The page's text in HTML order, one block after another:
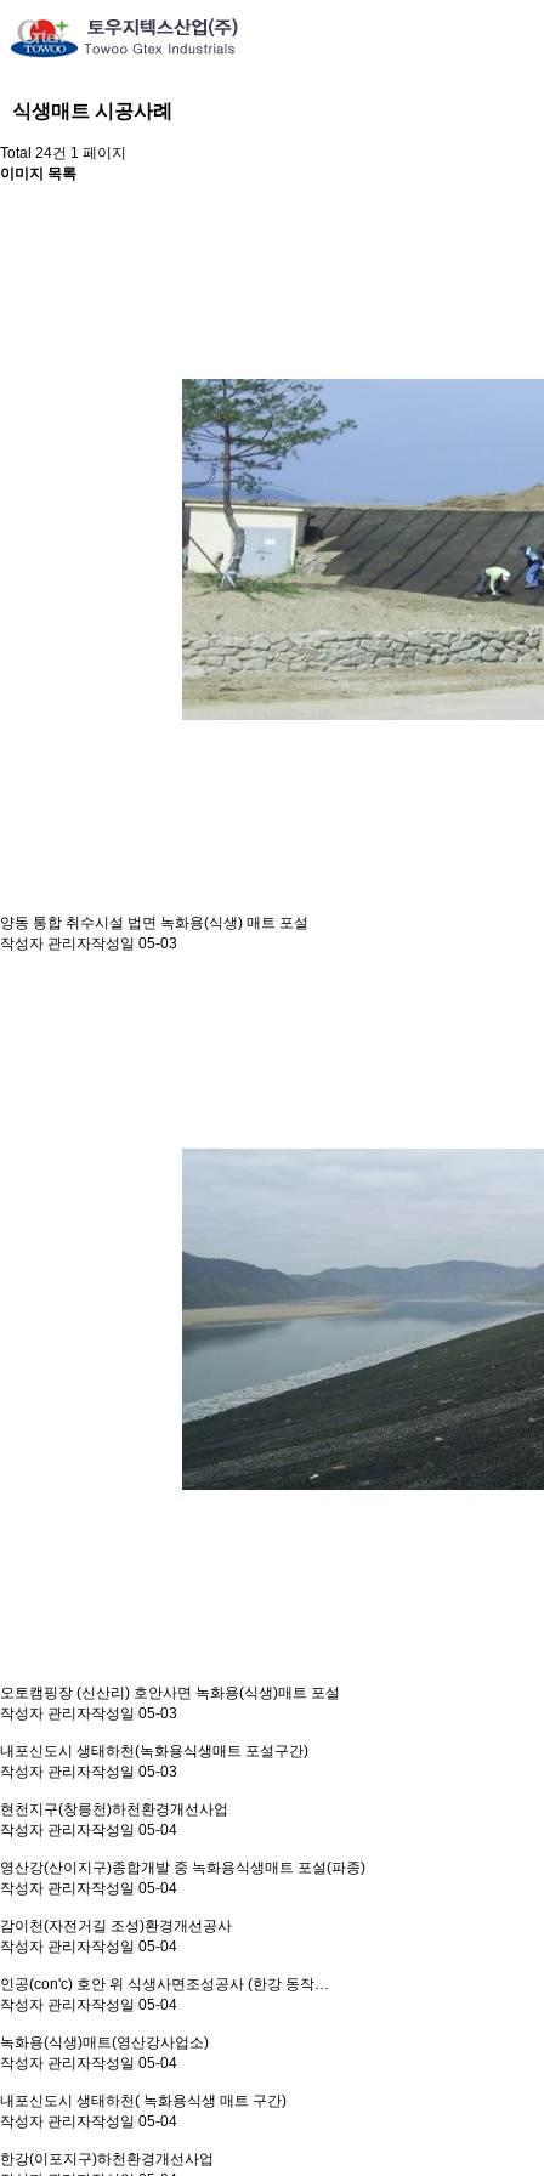
식생매트 시공사례
Total 24건 1 페이지
이미지 목록
양동 통합 취수시설 법면 녹화용(식생) 매트 포설
작성자 관리자작성일 05-03
오토캠핑장 (신산리) 호안사면 녹화용(식생)매트 포설
작성자 관리자작성일 05-03
내포신도시 생태하천(녹화용식생매트 포설구간)
작성자 관리자작성일 05-03
현천지구(창릉천)하천환경개선사업
작성자 관리자작성일 05-04
영산강(산이지구)종합개발 중 녹화용식생매트 포설(파종)
작성자 관리자작성일 05-04
감이천(자전거길 조성)환경개선공사
작성자 관리자작성일 05-04
인공(con'c) 호안 위 식생사면조성공사 (한강 동작…
작성자 관리자작성일 05-04
녹화용(식생)매트(영산강사업소)
작성자 관리자작성일 05-04
내포신도시 생태하천( 녹화용식생 매트 구간)
작성자 관리자작성일 05-04
한강(이포지구)하천환경개선사업